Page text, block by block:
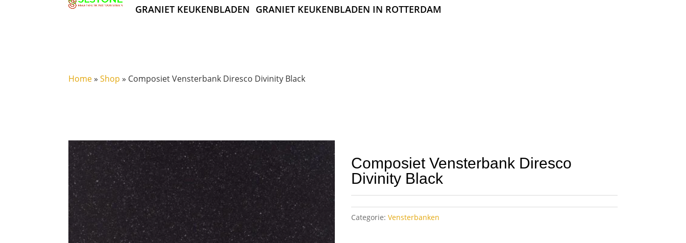
GRANIET KEUKENBLADEN GRANIET KEUKENBLADEN IN ROTTERDAM
Home»Shop » Composiet Vensterbank Diresco Divinity Black
Composiet Vensterbank Diresco
Divinity Black
Categorie: Vensterbanken